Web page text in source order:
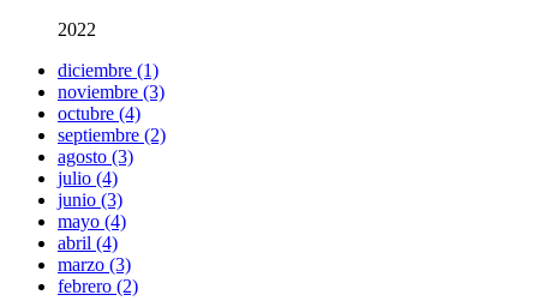
2022
diciembre (1)
noviembre (3)
octubre (4)
septiembre (2)
agosto (3)
julio (4)
junio (3)
mayo (4)
abril (4)
marzo (3)
febrero (2)